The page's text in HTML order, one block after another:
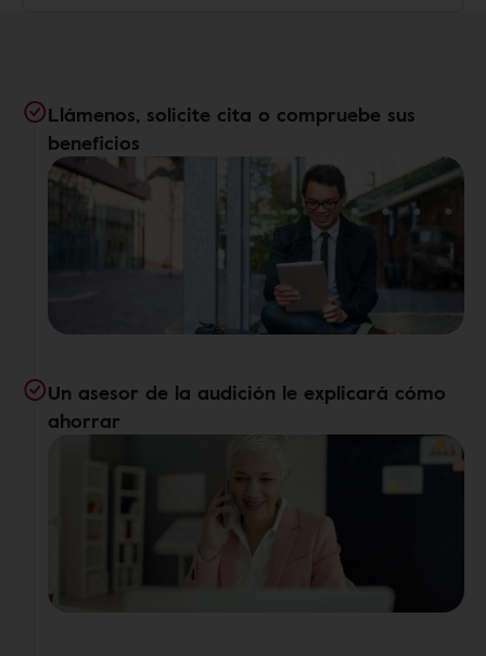
Llámenos, solicite cita o compruebe sus
beneficios
Un asesor de la audición le explicará cómo
ahorrar